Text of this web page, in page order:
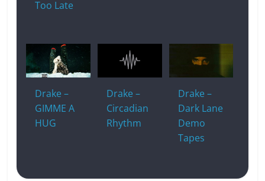
Too Late
Drake –
GIMME A
HUG
Drake –
Circadian
Rhythm
Drake –
Dark Lane
Demo
Tapes